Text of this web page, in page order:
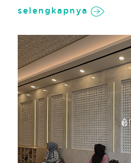
selengkapnya